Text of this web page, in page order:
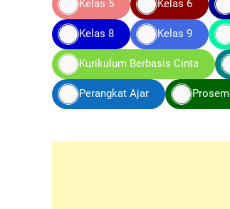
Kelas 5 Kelas 6
Kelas 8 Kelas 9
Kurikulum Berbasis Cinta
Perangkat Ajar Prosem